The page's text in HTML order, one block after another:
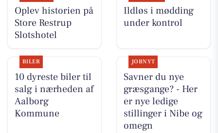
Oplev historien på
Store Restrup
Slotshotel
Ildløs i mødding
under kontrol
BILER
10 dyreste biler til
salg i nærheden af
Aalborg
Kommune
JOBNYT
Savner du nye
græsgange? - Her
er nye ledige
stillinger i Nibe og
omegn